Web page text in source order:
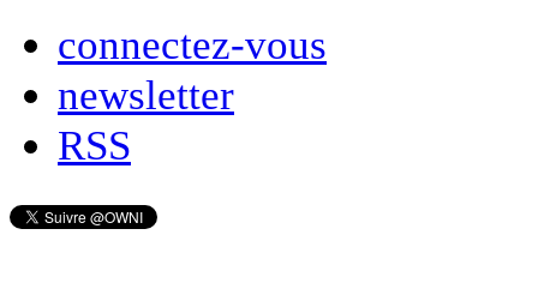
connectez-vous
newsletter
RSS